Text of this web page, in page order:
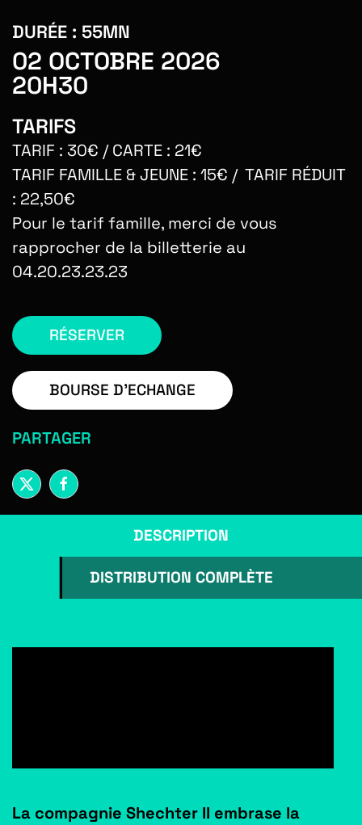
DESCRIPTION
DISTRIBUTION COMPLÈTE
La compagnie Shechter II embrase la
DURÉE : 55MN
02 OCTOBRE 2026
20H30
TARIFS
TARIF : 30€ / CARTE : 21€
TARIF FAMILLE & JEUNE : 15€ / TARIF RÉDUIT
: 22,50€
Pour le tarif famille, merci de vous
rapprocher de la billetterie au
04.20.23.23.23
RÉSERVER
BOURSE D'ECHANGE
PARTAGER